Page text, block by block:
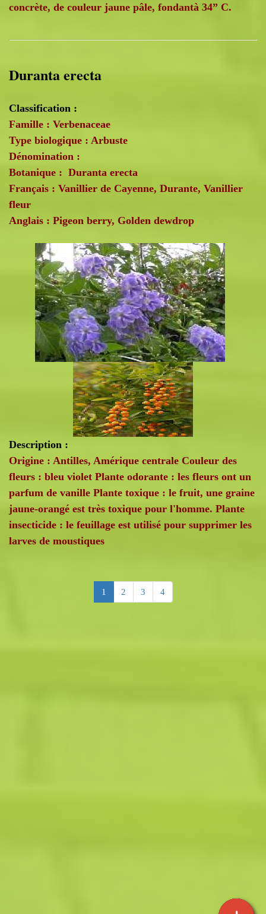
concrète, de couleur jaune pâle, fondantà 34” C.
Duranta erecta
Classification :
Famille : Verbenaceae
Type biologique : Arbuste
Dénomination :
Botanique : Duranta erecta
Français : Vanillier de Cayenne, Durante, Vanillier
fleur
Anglais : Pigeon berry, Golden dewdrop
Description :
Origine : Antilles, Amérique centrale Couleur des
fleurs : bleu violet Plante odorante : les fleurs ont un
parfum de vanille Plante toxique : le fruit, une graine
jaune-orangé est très toxique pour l'homme. Plante
insecticide : le feuillage est utilisé pour supprimer les
larves de moustiques
1 2 3 4